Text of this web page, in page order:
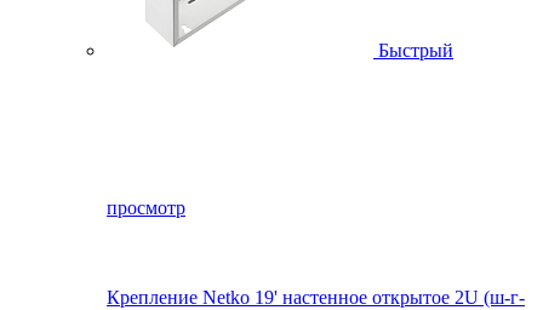
Быстрый
просмотр
Крепление Netko 19' настенное открытое 2U (ш-г-